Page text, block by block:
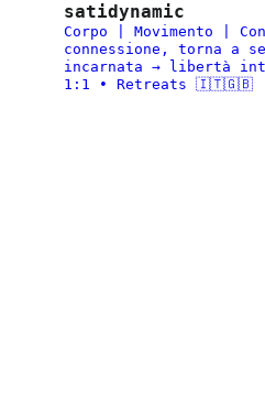
satidynamic
Corpo | Movimento |
connessione, torna a
incarnata → libertà
1:1 • Retreats 🇮🇹🇬🇧